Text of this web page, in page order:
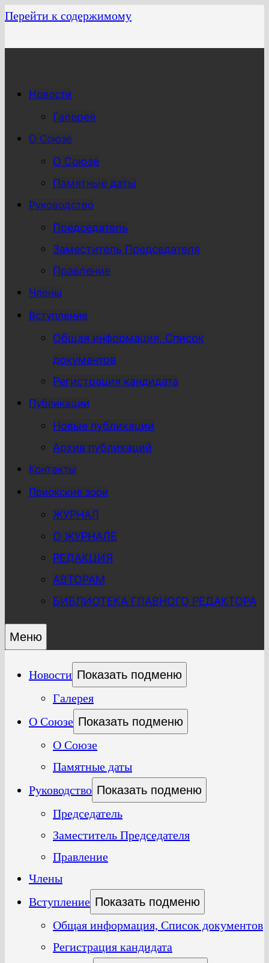
Перейти к содержимому
Новости
Галерея
О Союзе
О Союзе
Памятные даты
Руководство
Председатель
Заместитель Председателя
Правление
Члены
Вступление
Общая информация, Список
документов
Регистрация кандидата
Публикации
Новые публикации
Архив публикаций
Контакты
Приокские зори
ЖУРНАЛ
О ЖУРНАЛЕ
РЕДАКЦИЯ
АВТОРАМ
БИБЛИОТЕКА ГЛАВНОГО РЕДАКТОРА
Меню
Новости Показать подменю
Галерея
О Союзе Показать подменю
О Союзе
Памятные даты
Руководство Показать подменю
Председатель
Заместитель Председателя
Правление
Члены
Вступление Показать подменю
Общая информация, Список документов
Регистрация кандидата